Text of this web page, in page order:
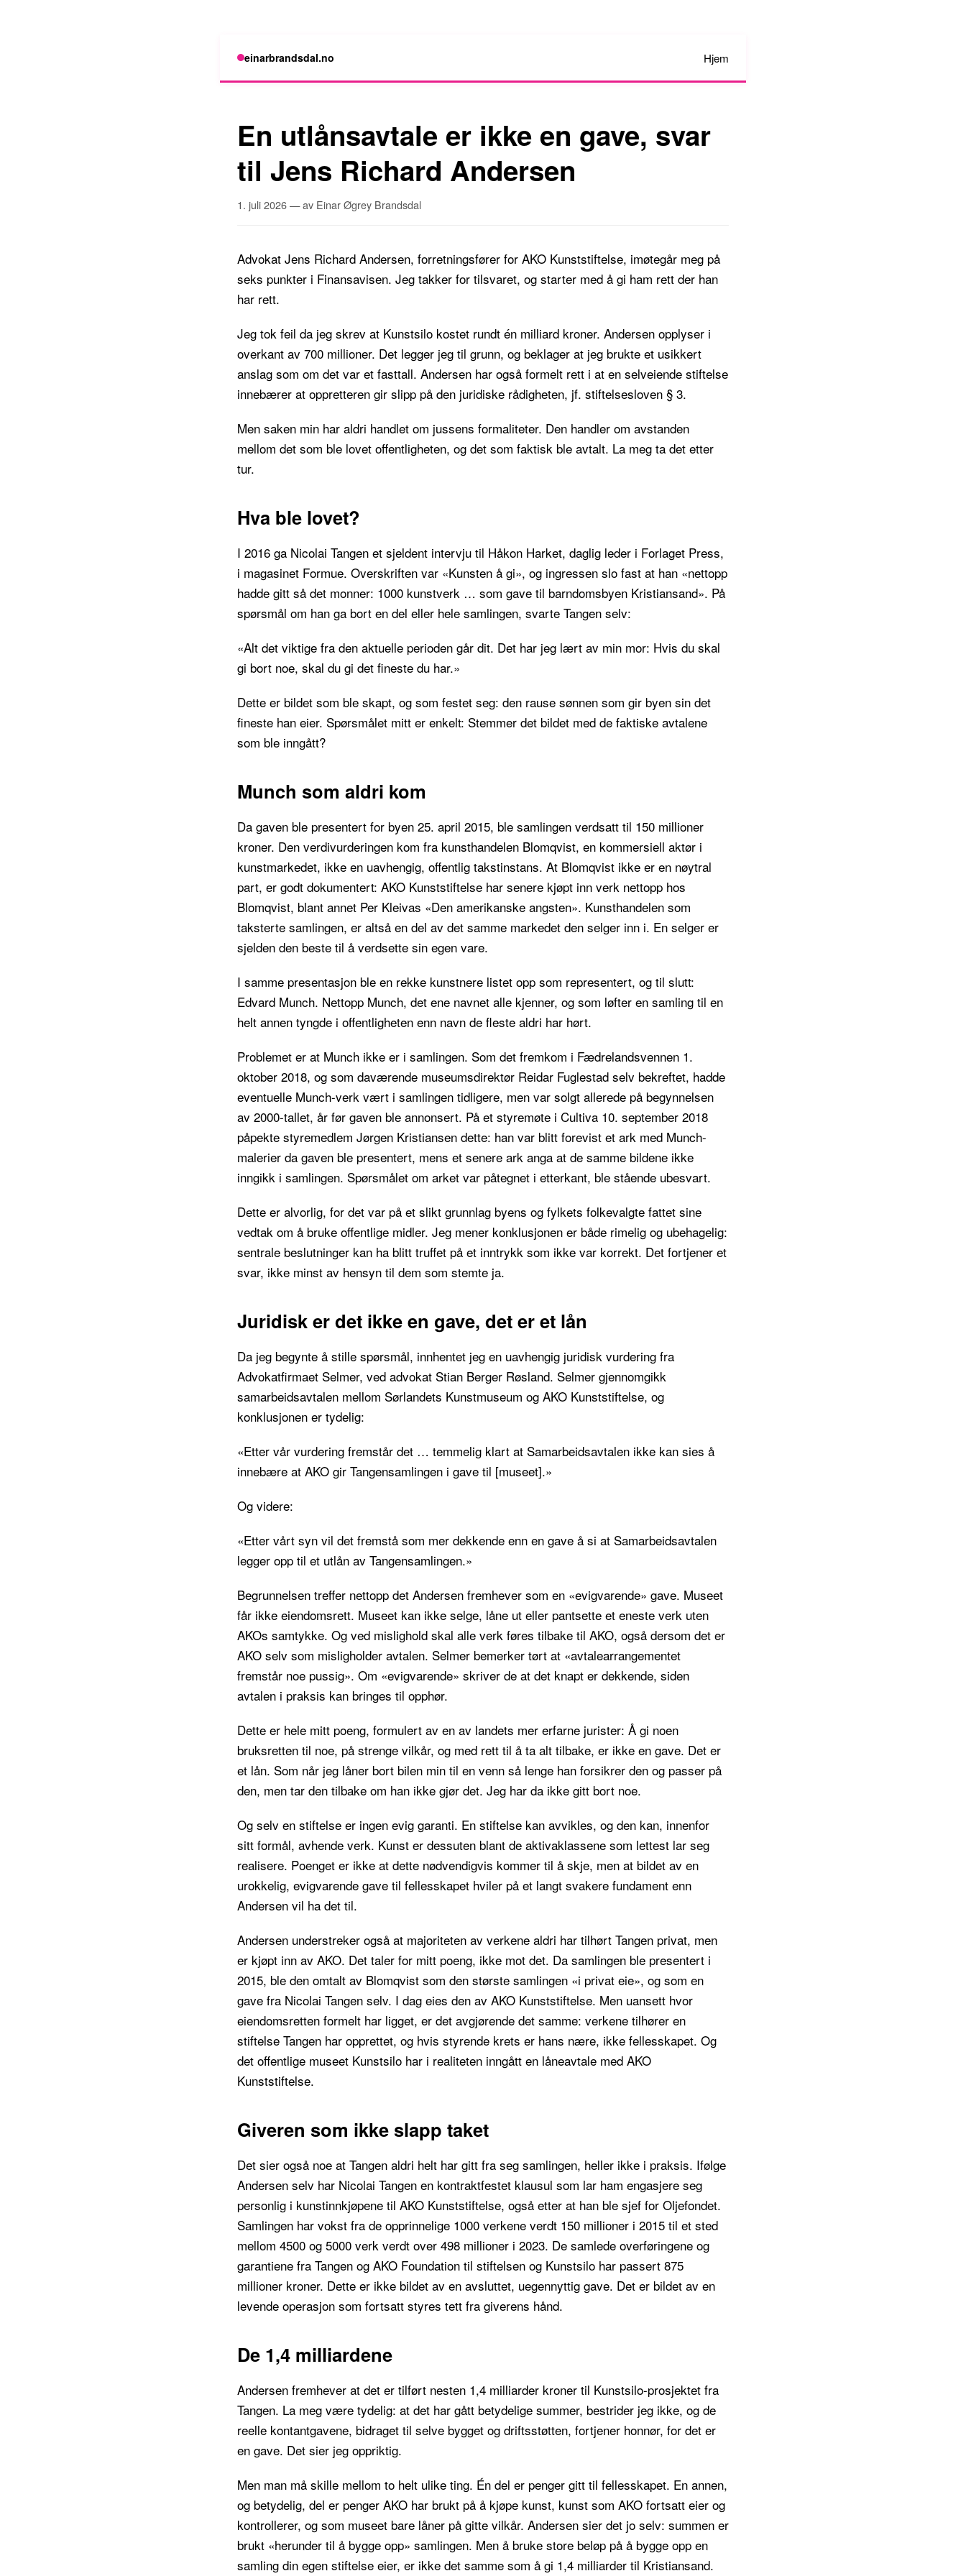
einarbrandsdal.no Hjem
En utlånsavtale er ikke en gave, svar
til Jens Richard Andersen
1. juli 2026 — av Einar Øgrey Brandsdal
Advokat Jens Richard Andersen, forretningsfører for AKO Kunststiftelse, imøtegår meg på
seks punkter i Finansavisen. Jeg takker for tilsvaret, og starter med å gi ham rett der han
har rett.
Jeg tok feil da jeg skrev at Kunstsilo kostet rundt én milliard kroner. Andersen opplyser i
overkant av 700 millioner. Det legger jeg til grunn, og beklager at jeg brukte et usikkert
anslag som om det var et fasttall. Andersen har også formelt rett i at en selveiende stiftelse
innebærer at oppretteren gir slipp på den juridiske rådigheten, jf. stiftelsesloven § 3.
Men saken min har aldri handlet om jussens formaliteter. Den handler om avstanden
mellom det som ble lovet offentligheten, og det som faktisk ble avtalt. La meg ta det etter
tur.
Hva ble lovet?
I 2016 ga Nicolai Tangen et sjeldent intervju til Håkon Harket, daglig leder i Forlaget Press,
i magasinet Formue. Overskriften var «Kunsten å gi», og ingressen slo fast at han «nettopp
hadde gitt så det monner: 1000 kunstverk … som gave til barndomsbyen Kristiansand». På
spørsmål om han ga bort en del eller hele samlingen, svarte Tangen selv:
«Alt det viktige fra den aktuelle perioden går dit. Det har jeg lært av min mor: Hvis du skal
gi bort noe, skal du gi det fineste du har.»
Dette er bildet som ble skapt, og som festet seg: den rause sønnen som gir byen sin det
fineste han eier. Spørsmålet mitt er enkelt: Stemmer det bildet med de faktiske avtalene
som ble inngått?
Munch som aldri kom
Da gaven ble presentert for byen 25. april 2015, ble samlingen verdsatt til 150 millioner
kroner. Den verdivurderingen kom fra kunsthandelen Blomqvist, en kommersiell aktør i
kunstmarkedet, ikke en uavhengig, offentlig takstinstans. At Blomqvist ikke er en nøytral
part, er godt dokumentert: AKO Kunststiftelse har senere kjøpt inn verk nettopp hos
Blomqvist, blant annet Per Kleivas «Den amerikanske angsten». Kunsthandelen som
taksterte samlingen, er altså en del av det samme markedet den selger inn i. En selger er
sjelden den beste til å verdsette sin egen vare.
I samme presentasjon ble en rekke kunstnere listet opp som representert, og til slutt:
Edvard Munch. Nettopp Munch, det ene navnet alle kjenner, og som løfter en samling til en
helt annen tyngde i offentligheten enn navn de fleste aldri har hørt.
Problemet er at Munch ikke er i samlingen. Som det fremkom i Fædrelandsvennen 1.
oktober 2018, og som daværende museumsdirektør Reidar Fuglestad selv bekreftet, hadde
eventuelle Munch-verk vært i samlingen tidligere, men var solgt allerede på begynnelsen
av 2000-tallet, år før gaven ble annonsert. På et styremøte i Cultiva 10. september 2018
påpekte styremedlem Jørgen Kristiansen dette: han var blitt forevist et ark med Munch-
malerier da gaven ble presentert, mens et senere ark anga at de samme bildene ikke
inngikk i samlingen. Spørsmålet om arket var påtegnet i etterkant, ble stående ubesvart.
Dette er alvorlig, for det var på et slikt grunnlag byens og fylkets folkevalgte fattet sine
vedtak om å bruke offentlige midler. Jeg mener konklusjonen er både rimelig og ubehagelig:
sentrale beslutninger kan ha blitt truffet på et inntrykk som ikke var korrekt. Det fortjener et
svar, ikke minst av hensyn til dem som stemte ja.
Juridisk er det ikke en gave, det er et lån
Da jeg begynte å stille spørsmål, innhentet jeg en uavhengig juridisk vurdering fra
Advokatfirmaet Selmer, ved advokat Stian Berger Røsland. Selmer gjennomgikk
samarbeidsavtalen mellom Sørlandets Kunstmuseum og AKO Kunststiftelse, og
konklusjonen er tydelig:
«Etter vår vurdering fremstår det … temmelig klart at Samarbeidsavtalen ikke kan sies å
innebære at AKO gir Tangensamlingen i gave til [museet].»
Og videre:
«Etter vårt syn vil det fremstå som mer dekkende enn en gave å si at Samarbeidsavtalen
legger opp til et utlån av Tangensamlingen.»
Begrunnelsen treffer nettopp det Andersen fremhever som en «evigvarende» gave. Museet
får ikke eiendomsrett. Museet kan ikke selge, låne ut eller pantsette et eneste verk uten
AKOs samtykke. Og ved mislighold skal alle verk føres tilbake til AKO, også dersom det er
AKO selv som misligholder avtalen. Selmer bemerker tørt at «avtalearrangementet
fremstår noe pussig». Om «evigvarende» skriver de at det knapt er dekkende, siden
avtalen i praksis kan bringes til opphør.
Dette er hele mitt poeng, formulert av en av landets mer erfarne jurister: Å gi noen
bruksretten til noe, på strenge vilkår, og med rett til å ta alt tilbake, er ikke en gave. Det er
et lån. Som når jeg låner bort bilen min til en venn så lenge han forsikrer den og passer på
den, men tar den tilbake om han ikke gjør det. Jeg har da ikke gitt bort noe.
Og selv en stiftelse er ingen evig garanti. En stiftelse kan avvikles, og den kan, innenfor
sitt formål, avhende verk. Kunst er dessuten blant de aktivaklassene som lettest lar seg
realisere. Poenget er ikke at dette nødvendigvis kommer til å skje, men at bildet av en
urokkelig, evigvarende gave til fellesskapet hviler på et langt svakere fundament enn
Andersen vil ha det til.
Andersen understreker også at majoriteten av verkene aldri har tilhørt Tangen privat, men
er kjøpt inn av AKO. Det taler for mitt poeng, ikke mot det. Da samlingen ble presentert i
2015, ble den omtalt av Blomqvist som den største samlingen «i privat eie», og som en
gave fra Nicolai Tangen selv. I dag eies den av AKO Kunststiftelse. Men uansett hvor
eiendomsretten formelt har ligget, er det avgjørende det samme: verkene tilhører en
stiftelse Tangen har opprettet, og hvis styrende krets er hans nære, ikke fellesskapet. Og
det offentlige museet Kunstsilo har i realiteten inngått en låneavtale med AKO
Kunststiftelse.
Giveren som ikke slapp taket
Det sier også noe at Tangen aldri helt har gitt fra seg samlingen, heller ikke i praksis. Ifølge
Andersen selv har Nicolai Tangen en kontraktfestet klausul som lar ham engasjere seg
personlig i kunstinnkjøpene til AKO Kunststiftelse, også etter at han ble sjef for Oljefondet.
Samlingen har vokst fra de opprinnelige 1000 verkene verdt 150 millioner i 2015 til et sted
mellom 4500 og 5000 verk verdt over 498 millioner i 2023. De samlede overføringene og
garantiene fra Tangen og AKO Foundation til stiftelsen og Kunstsilo har passert 875
millioner kroner. Dette er ikke bildet av en avsluttet, uegennyttig gave. Det er bildet av en
levende operasjon som fortsatt styres tett fra giverens hånd.
De 1,4 milliardene
Andersen fremhever at det er tilført nesten 1,4 milliarder kroner til Kunstsilo-prosjektet fra
Tangen. La meg være tydelig: at det har gått betydelige summer, bestrider jeg ikke, og de
reelle kontantgavene, bidraget til selve bygget og driftsstøtten, fortjener honnør, for det er
en gave. Det sier jeg oppriktig.
Men man må skille mellom to helt ulike ting. Én del er penger gitt til fellesskapet. En annen,
og betydelig, del er penger AKO har brukt på å kjøpe kunst, kunst som AKO fortsatt eier og
kontrollerer, og som museet bare låner på gitte vilkår. Andersen sier det jo selv: summen er
brukt «herunder til å bygge opp» samlingen. Men å bruke store beløp på å bygge opp en
samling din egen stiftelse eier, er ikke det samme som å gi 1,4 milliarder til Kristiansand.